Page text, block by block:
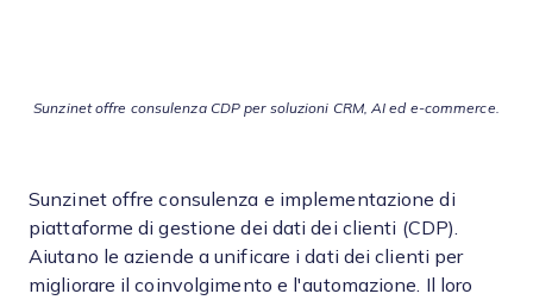
Sunzinet offre consulenza CDP per soluzioni CRM, AI ed e-commerce.
Sunzinet offre consulenza e implementazione di
piattaforme di gestione dei dati dei clienti (CDP).
Aiutano le aziende a unificare i dati dei clienti per
migliorare il coinvolgimento e l'automazione. Il loro